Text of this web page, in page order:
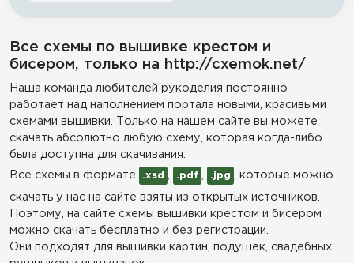
Все схемы по вышивке крестом и
бисером, только на http://cxemok.net/
Наша команда любителей рукоделия постоянно
работает над наполнением портала новыми, красивыми
схемами вышивки. Только на нашем сайте вы можете
скачать абсолютно любую схему, которая когда-либо
была доступна для скачивания.
Все схемы в формате
.xsd .pdf .jpg , которые можно
скачать у нас на сайте взяты из открытых источников.
Поэтому, на сайте схемы вышивки крестом и бисером
можно скачать бесплатно и без регистрации.
Они подходят для вышивки картин, подушек, свадебных